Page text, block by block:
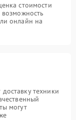
стоимости
возможность
онлайн на
техники
могут